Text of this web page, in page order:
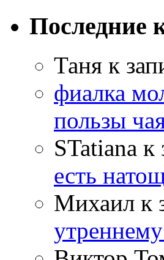
Последние
Таня к
фиалка
пользы
STatiana к
есть
Михаил к